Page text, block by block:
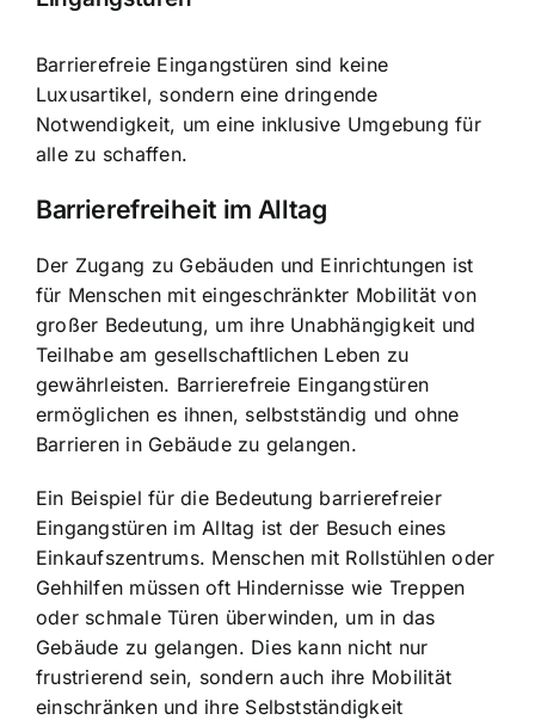
Barrierefreie Eingangstüren sind keine
Luxusartikel, sondern eine dringende
Notwendigkeit, um eine inklusive Umgebung für
alle zu schaffen.
Barrierefreiheit im Alltag
Der Zugang zu Gebäuden und Einrichtungen ist
für Menschen mit eingeschränkter Mobilität von
großer Bedeutung, um ihre Unabhängigkeit und
Teilhabe am gesellschaftlichen Leben zu
gewährleisten. Barrierefreie Eingangstüren
ermöglichen es ihnen, selbstständig und ohne
Barrieren in Gebäude zu gelangen.
Ein Beispiel für die Bedeutung barrierefreier
Eingangstüren im Alltag ist der Besuch eines
Einkaufszentrums. Menschen mit Rollstühlen oder
Gehhilfen müssen oft Hindernisse wie Treppen
oder schmale Türen überwinden, um in das
Gebäude zu gelangen. Dies kann nicht nur
frustrierend sein, sondern auch ihre Mobilität
einschränken und ihre Selbstständigkeit